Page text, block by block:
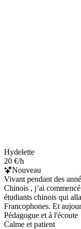
Hydelette
20 €/h
Nouveau
Vivant pendant des
Chinois , j’ai
étudiants chinois qui
Francophones. Et
Pédagogue et à l'écoute
Calme et patient